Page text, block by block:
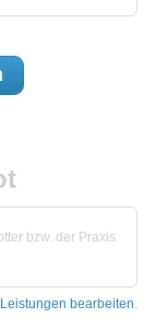
bzw. der Praxis
Leistungen bearbeiten.